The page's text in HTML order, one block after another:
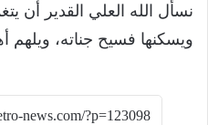
نسأل الله العلي القدير أن
ويسكنها فسيح جناته، ويلهم